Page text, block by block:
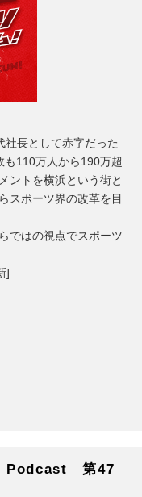
社長として赤字だった
110万人から190万超
ントを横浜という街と
スポーツ界の改革を目
ではの視点でスポーツ
]
Podcast 第47